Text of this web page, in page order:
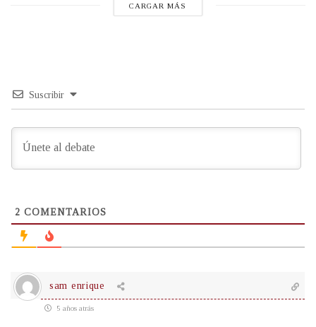
CARGAR MÁS
Suscribir
2 COMENTARIOS
sam enrique
5 años atrás